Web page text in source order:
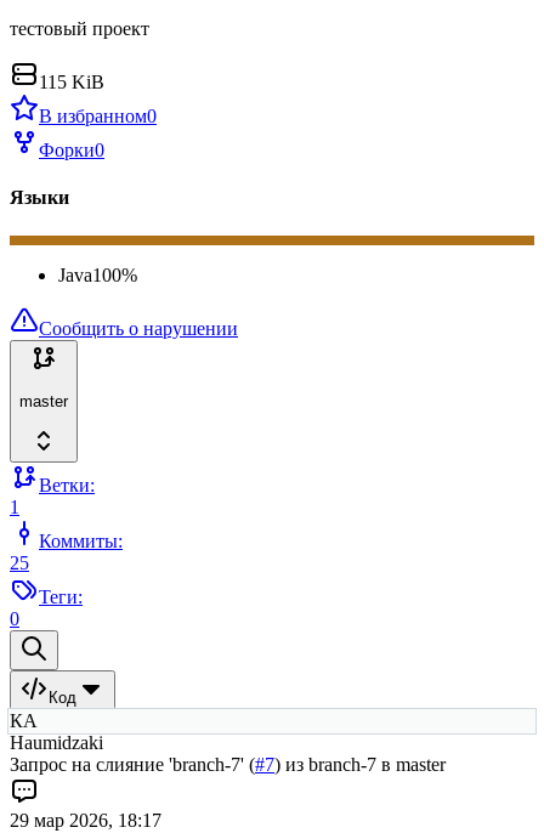
тестовый проект
115 KiB
В избранном0
Форки0
Языки
Java100%
Сообщить о нарушении
master
Ветки:
1
Коммиты:
25
Теги:
0
Код
КА
Haumidzaki
Запрос на слияние 'branch-7' (#7) из branch-7 в master
29 мар 2026, 18:17